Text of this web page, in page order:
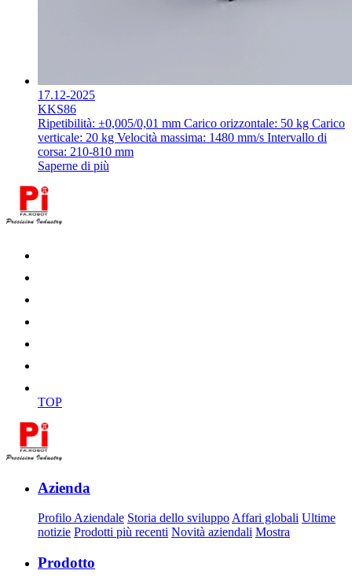
17.12-2025
KKS86
Ripetibilità: ±0,005/0,01 mm Carico orizzontale: 50 kg Carico
verticale: 20 kg Velocità massima: 1480 mm/s Intervallo di
corsa: 210-810 mm
Saperne di più
TOP
Azienda
Profilo Aziendale Storia dello sviluppo Affari globali Ultime
notizie Prodotti più recenti Novità aziendali Mostra
Prodotto